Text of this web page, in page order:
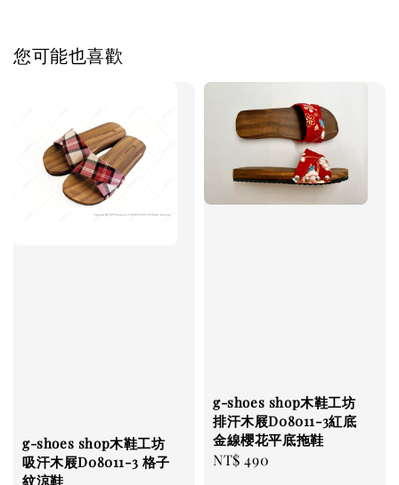
您可能也喜歡
g-shoes shop木鞋工坊
吸汗木屐D08011-3 格子
紋涼鞋
g-shoes shop木鞋工坊
排汗木屐D08011-3紅底
金線櫻花平底拖鞋
Regular
NT$ 490